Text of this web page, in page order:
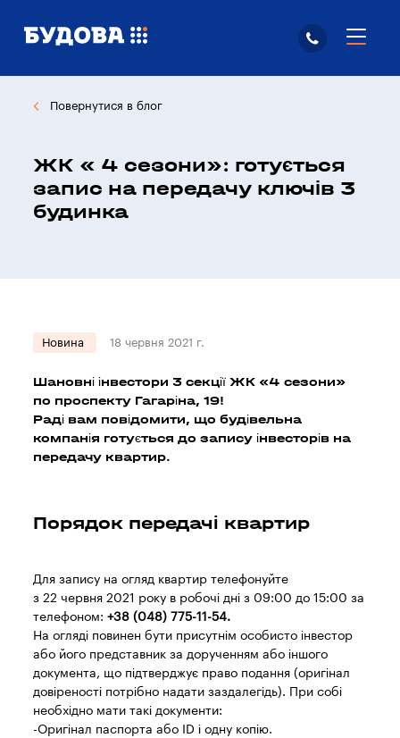
Повернутися в блог
ЖК « 4 сезони»: готується
запис на передачу ключів 3
будинка
Новина 18 червня 2021 г.
Шановні інвестори 3 секції ЖК «4 сезони»
по проспекту Гагаріна, 19!
Раді вам повідомити, що будівельна
компанія готується до запису інвесторів на
передачу квартир.
Порядок передачі квартир
Для запису на огляд квартир телефонуйте
з 22 червня 2021 року в робочі дні з 09:00 до 15:00 за
телефоном:+38 (048) 775-11-54.
На огляді повинен бути присутнім особисто інвестор
або його представник за дорученням або іншого
документа, що підтверджує право подання (оригінал
довіреності потрібно надати заздалегідь). При собі
необхідно мати такі документи:
-Оригінал паспорта або ID і одну копію.